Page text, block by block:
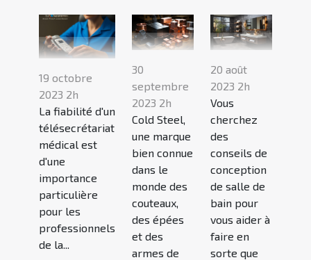
19 octobre
2023 2h
La fiabilité d'un
télésecrétariat
médical est
d'une
importance
particulière
pour les
professionnels
de la...
30
septembre
2023 2h
Cold Steel,
une marque
bien connue
dans le
monde des
couteaux,
des épées
et des
armes de
20 août
2023 2h
Vous
cherchez
des
conseils de
conception
de salle de
bain pour
vous aider à
faire en
sorte que